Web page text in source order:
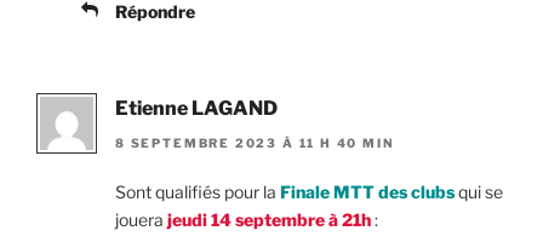
Répondre
Etienne LAGAND
8 SEPTEMBRE 2023 À 11 H 40 MIN
Sont qualifiés pour la Finale MTT des clubsqui se
jouera jeudi 14 septembre à 21h: